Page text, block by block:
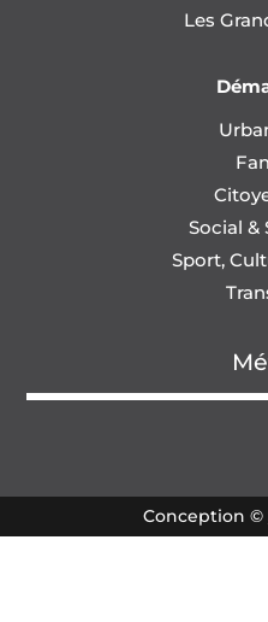
Les
Social &
Sport,
Conception ©